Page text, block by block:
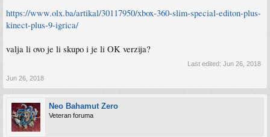
https://www.olx.ba/artikal/30117950/xbox-360-slim-special-editon-plus-
kinect-plus-9-igrica/
valja li ovo je li skupo i je li OK verzija?
Last edited: Jun 26, 2018
Jun 26, 2018
Neo Bahamut Zero
Veteran foruma